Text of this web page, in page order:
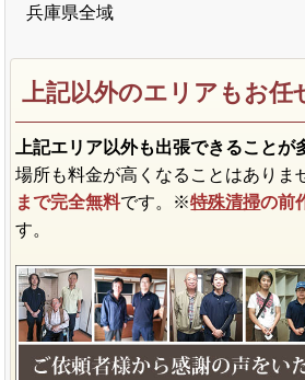
兵庫県全域
上記以外のエリアもお任
上記エリア以外も出張できることが
場所も料金が高くなることはありま
まで完全無料です。※特殊清掃の前
す。